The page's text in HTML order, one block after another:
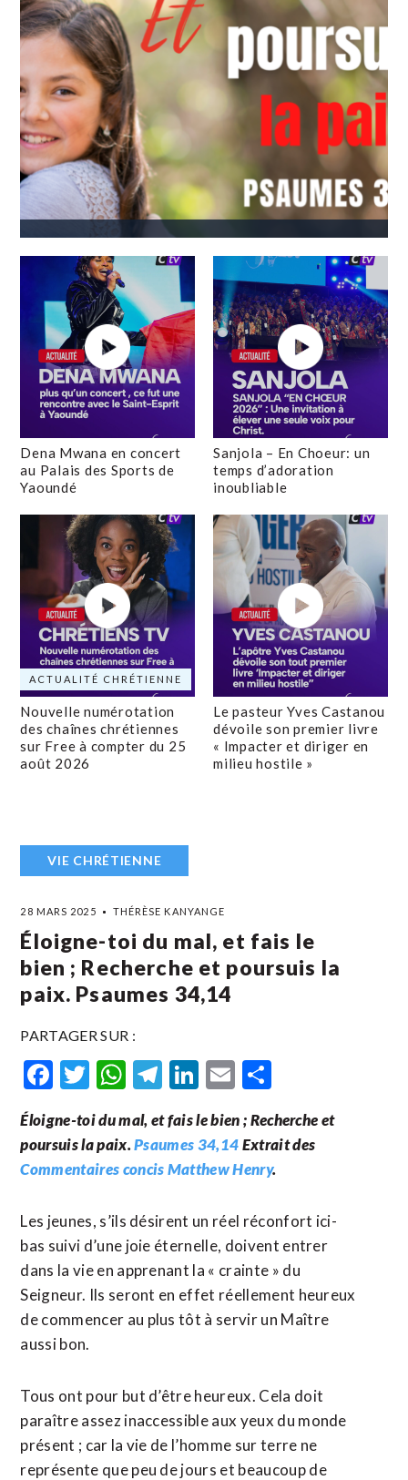
Dena Mwana en concert
au Palais des Sports de
Yaoundé
Sanjola – En Choeur: un
temps d’adoration
inoubliable
ACTUALITÉ CHRÉTIENNE
Nouvelle numérotation
des chaînes chrétiennes
sur Free à compter du 25
août 2026
Le pasteur Yves Castanou
dévoile son premier livre
« Impacter et diriger en
milieu hostile »
VIE CHRÉTIENNE
28 MARS 2025 THÉRÈSE KANYANGE
Éloigne-toi du mal, et fais le
bien ; Recherche et poursuis la
paix. Psaumes 34,14
PARTAGER SUR :
Facebook
Twitter
WhatsApp
Telegram
LinkedIn
Email
Éloigne-toi du mal, et fais le bien ; Recherche et
poursuis la paix.Psaumes 34,14Extrait des
Commentaires concis Matthew Henry.
Les jeunes, s’ils désirent un réel réconfort ici-
bas suivi d’une joie éternelle, doivent entrer
dans la vie en apprenant la « crainte » du
Seigneur. Ils seront en effet réellement heureux
de commencer au plus tôt à servir un Maître
aussi bon.
Tous ont pour but d’être heureux. Cela doit
paraître assez inaccessible aux yeux du monde
présent ; car la vie de l’homme sur terre ne
représente que peu de jours et beaucoup de